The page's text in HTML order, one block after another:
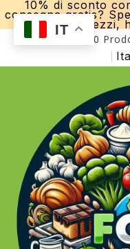
10% di sconto
consegna gratis?
più di 15
Più di 2000
IT